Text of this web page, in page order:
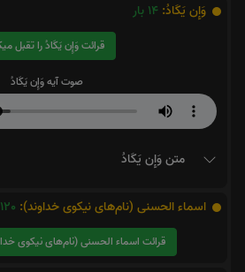
وَإِن يَكَادُ: 14 بار
قرائت وَإِن يَكَادُ را تقبل میکنم
صوت آیه وَإِن يَكَادُ
متن وَإِن يَكَادُ
اسماء الحسنی (نام‌های نیکوی خداوند): 120
قرائت اسماء الحسنی (نام‌های نیکوی خداوند) را تقبل میکنم